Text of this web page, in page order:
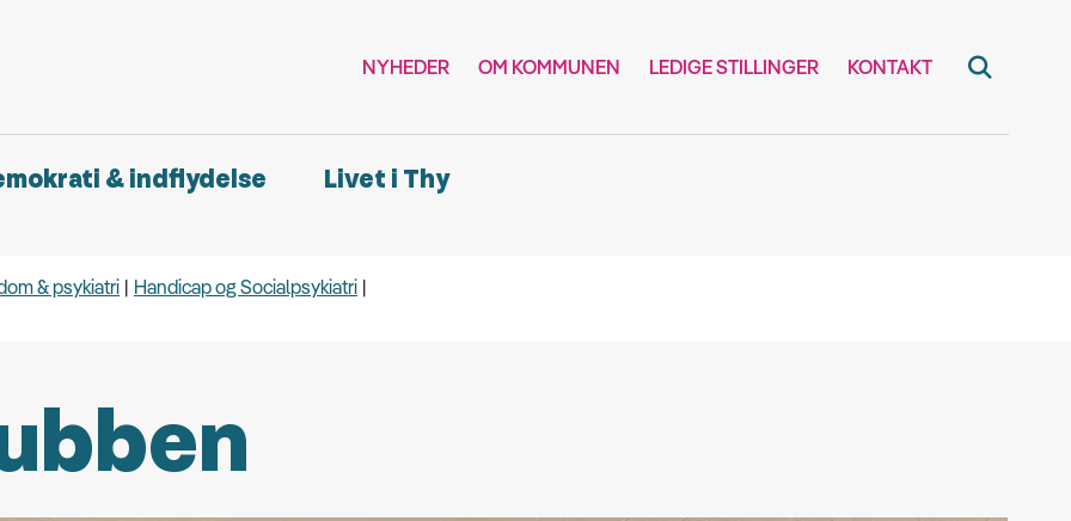
NYHEDER OM KOMMUNEN LEDIGE STILLINGER KONTAKT
& indflydelse Livet i Thy
& psykiatri
Handicap og Socialpsykiatri